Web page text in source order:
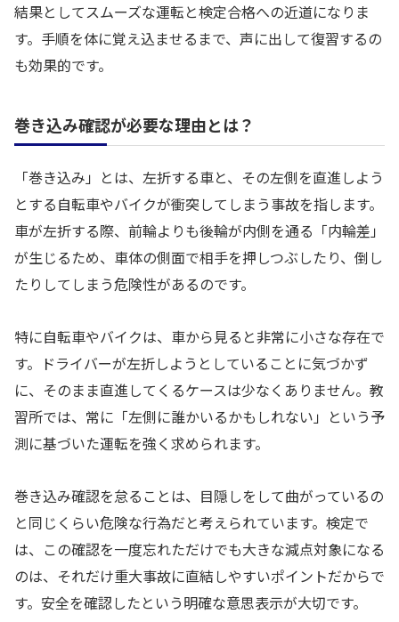
結果としてスムーズな運転と検定合格への近道になりま
す。手順を体に覚え込ませるまで、声に出して復習するの
も効果的です。
巻き込み確認が必要な理由とは？
「巻き込み」とは、左折する車と、その左側を直進しよう
とする自転車やバイクが衝突してしまう事故を指します。
車が左折する際、前輪よりも後輪が内側を通る「内輪差」
が生じるため、車体の側面で相手を押しつぶしたり、倒し
たりしてしまう危険性があるのです。
特に自転車やバイクは、車から見ると非常に小さな存在で
す。ドライバーが左折しようとしていることに気づかず
に、そのまま直進してくるケースは少なくありません。教
習所では、常に「左側に誰かいるかもしれない」という予
測に基づいた運転を強く求められます。
巻き込み確認を怠ることは、目隠しをして曲がっているの
と同じくらい危険な行為だと考えられています。検定で
は、この確認を一度忘れただけでも大きな減点対象になる
のは、それだけ重大事故に直結しやすいポイントだからで
す。安全を確認したという明確な意思表示が大切です。